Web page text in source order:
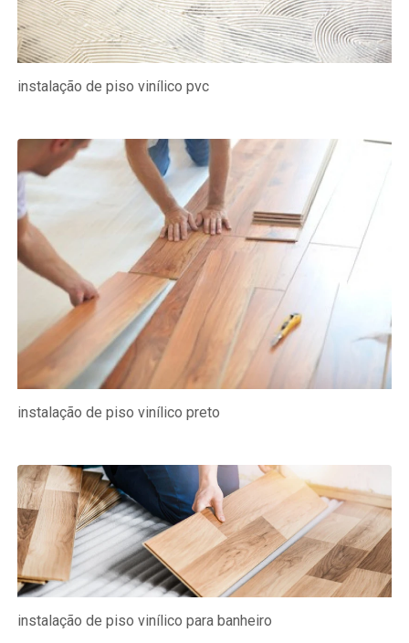
instalação de piso vinílico pvc
instalação de piso vinílico preto
instalação de piso vinílico para banheiro